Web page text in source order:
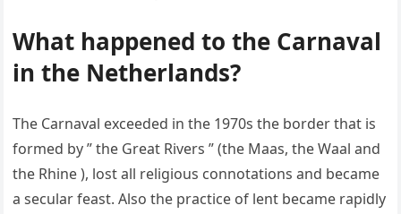
What happened to the Carnaval
in the Netherlands?
The Carnaval exceeded in the 1970s the border that is
formed by ” the Great Rivers ” (the Maas, the Waal and
the Rhine ), lost all religious connotations and became
a secular feast. Also the practice of lent became rapidly